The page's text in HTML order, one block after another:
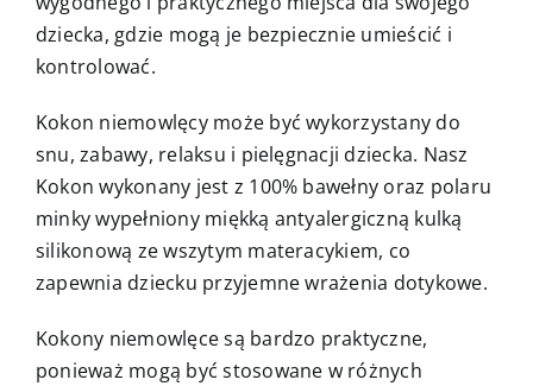
dziecka, gdzie mogą je bezpiecznie umieścić i
kontrolować.
Kokon niemowlęcy może być wykorzystany do
snu, zabawy, relaksu i pielęgnacji dziecka. Nasz
Kokon wykonany jest z 100% bawełny oraz polaru
minky wypełniony miękką antyalergiczną kulką
silikonową ze wszytym materacykiem, co
zapewnia dziecku przyjemne wrażenia dotykowe.
Kokony niemowlęce są bardzo praktyczne,
ponieważ mogą być stosowane w różnych